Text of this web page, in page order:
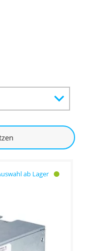
ab Lager